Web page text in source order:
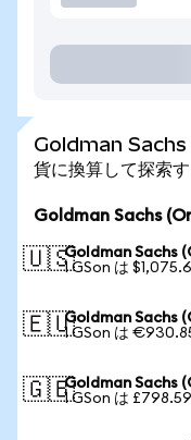
Goldman Sachs
貨に換算して探索
Goldman Sachs
🇺🇸Goldman Sachs
1 GSon は
🇪🇺Goldman Sachs
1 GSon は
🇬🇧Goldman Sachs
1 GSon は